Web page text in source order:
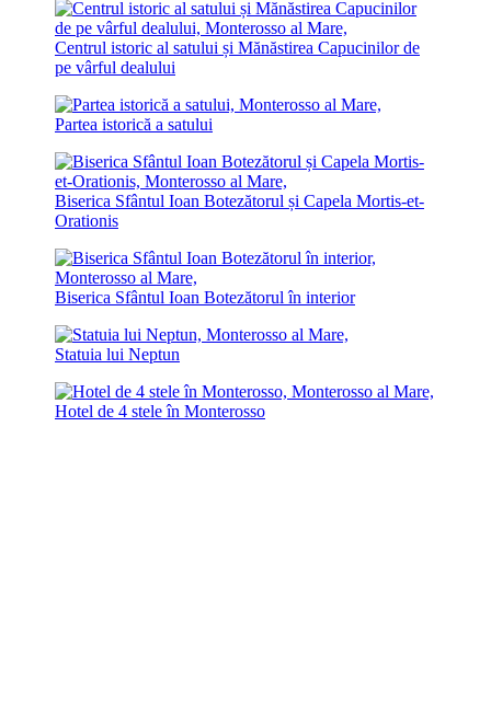
Centrul istoric al satului și Mănăstirea Capucinilor de
pe vârful dealului
Partea istorică a satului
Biserica Sfântul Ioan Botezătorul și Capela Mortis-et-
Orationis
Biserica Sfântul Ioan Botezătorul în interior
Statuia lui Neptun
Hotel de 4 stele în Monterosso